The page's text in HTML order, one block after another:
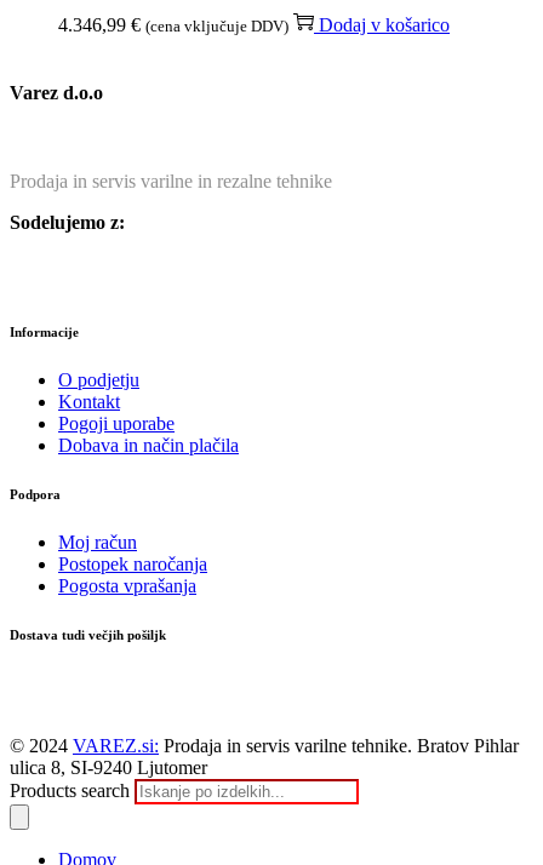
4.346,99 € (cena vključuje DDV) Dodaj v košarico
Varez d.o.o
Prodaja in servis varilne in rezalne tehnike
Sodelujemo z:
Informacije
O podjetju
Kontakt
Pogoji uporabe
Dobava in način plačila
Podpora
Moj račun
Postopek naročanja
Pogosta vprašanja
Dostava tudi večjih pošiljk
© 2024 VAREZ.si: Prodaja in servis varilne tehnike. Bratov Pihlar
ulica 8, SI-9240 Ljutomer
Products search
Domov